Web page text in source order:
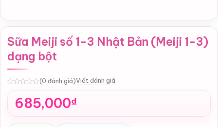
Sữa Meiji số 1-3 Nhật Bản (Meiji 1-3)
dạng bột
(0 đánh giá)Viết đánh giá
685,000₫